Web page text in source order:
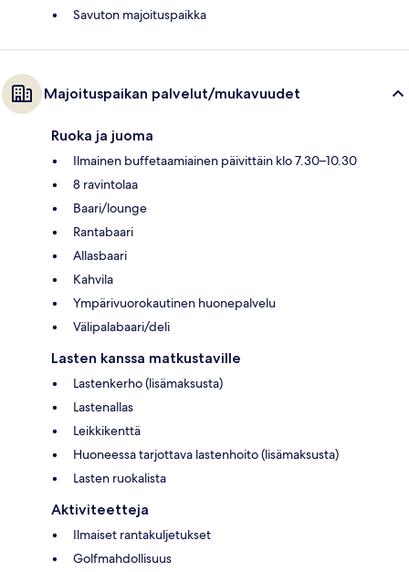
Savuton majoituspaikka
Majoituspaikan palvelut/mukavuudet
Ruoka ja juoma
Ilmainen buffetaamiainen päivittäin klo 7.30–10.30
8 ravintolaa
Baari/lounge
Rantabaari
Allasbaari
Kahvila
Ympärivuorokautinen huonepalvelu
Välipalabaari/deli
Lasten kanssa matkustaville
Lastenkerho (lisämaksusta)
Lastenallas
Leikkikenttä
Huoneessa tarjottava lastenhoito (lisämaksusta)
Lasten ruokalista
Aktiviteetteja
Ilmaiset rantakuljetukset
Golfmahdollisuus